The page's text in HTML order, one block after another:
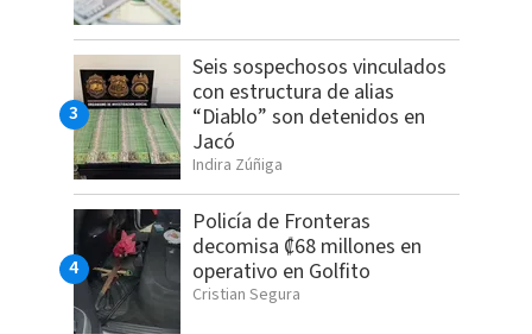
Seis sospechosos vinculados
con estructura de alias
“Diablo” son detenidos en
Jacó
Indira Zúñiga
Policía de Fronteras
decomisa ₡68 millones en
operativo en Golfito
Cristian Segura